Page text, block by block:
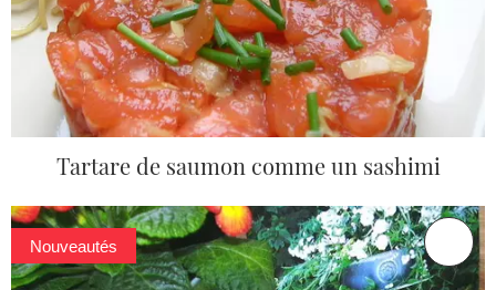
Tartare de saumon comme un sashimi
Nouveautés